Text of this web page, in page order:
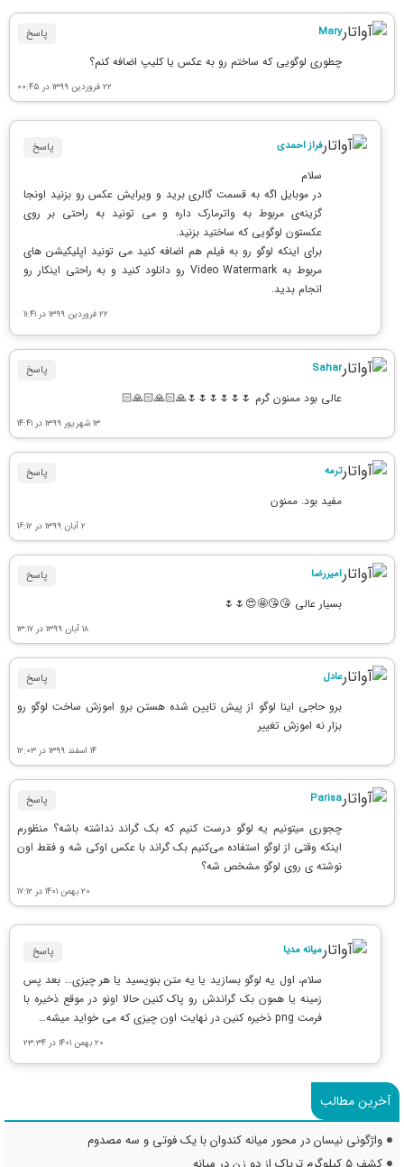
Mary پاسخ
چطوری لوگویی که ساختم رو به عکس یا کلیپ اضافه کنم؟
۲۲ فروردین ۱۳۹۹ در ۰۰:۴۵
فراز احمدی پاسخ
سلام
در موبایل اگه به قسمت گالری برید و ویرایش عکس رو بزنید اونجا
گزینه‌ی مربوط به واترمارک داره و می تونید به راحتی بر روی
عکستون لوگویی که ساختید بزنید.
برای اینکه لوگو رو به فیلم هم اضافه کنید می تونید اپلیکیشن های
مربوط به Video Watermark رو دانلود کنید و به راحتی اینکار رو
انجام بدید.
۲۲ فروردین ۱۳۹۹ در ۱۱:۴۱
Sahar پاسخ
عالی بود ممنون گرم 🌷🌷🌷🌷🌷🌷🙏🏻🙏🏻🙏🏻
۱۳ شهریور ۱۳۹۹ در ۱۴:۴۱
ترمه پاسخ
مفید بود. ممنون
۲ آبان ۱۳۹۹ در ۱۶:۱۲
امیررضا پاسخ
بسیار عالی 😘😘🤩😍🌷🌷
۱۸ آبان ۱۳۹۹ در ۱۳:۱۷
عادل پاسخ
برو حاجی اینا لوگو از پیش تایین شده هستن برو اموزش ساخت لوگو رو
بزار نه اموزش تغییر
۱۴ اسفند ۱۳۹۹ در ۱۲:۰۳
Parisa پاسخ
چجوری میتونیم یه لوگو درست کنیم که بک گراند نداشته باشه؟‌ منظورم
اینکه وقتی از لوگو استفاده می‌کنیم بک گراند با عکس اوکی شه و فقط اون
نوشته ی روی لوگو مشخص شه؟
۲۰ بهمن ۱۴۰۱ در ۱۷:۱۲
میانه مدیا پاسخ
سلام، اول یه لوگو بسازید یا یه متن بنویسید یا هر چیزی… بعد پس
زمینه یا همون بک گراندش رو پاک کنین حالا اونو در موقع ذخیره با
فرمت png ذخیره کنین در نهایت اون چیزی که می خواید میشه…
۲۰ بهمن ۱۴۰۱ در ۲۳:۳۴
آخرین مطالب
واژگونی نیسان در محور میانه کندوان با یک فوتی و سه مصدوم